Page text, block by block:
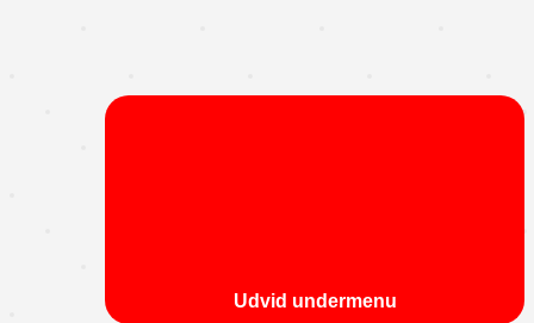
Udvid undermenu